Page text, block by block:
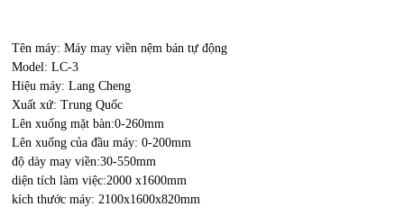
Tên máy: Máy may viền nệm bán tự động
Model: LC-3
Hiệu máy: Lang Cheng
Xuất xứ: Trung Quốc
Lên xuống mặt bàn:0-260mm
Lên xuống của đầu máy: 0-200mm
độ dày may viền:30-550mm
diện tích làm việc:2000 x1600mm
kích thước máy: 2100x1600x820mm